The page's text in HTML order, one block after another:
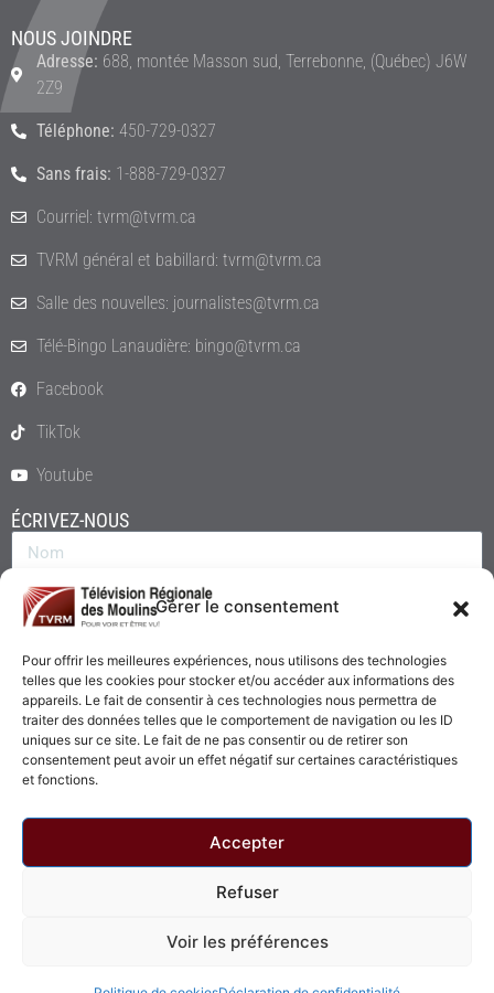
Gérer le consentement
Pour offrir les meilleures expériences, nous utilisons des technologies
telles que les cookies pour stocker et/ou accéder aux informations des
appareils. Le fait de consentir à ces technologies nous permettra de
traiter des données telles que le comportement de navigation ou les ID
uniques sur ce site. Le fait de ne pas consentir ou de retirer son
consentement peut avoir un effet négatif sur certaines caractéristiques
et fonctions.
Accepter
Refuser
Voir les préférences
NOUS JOINDRE
Adresse: 688, montée Masson sud, Terrebonne, (Québec) J6W
2Z9
Téléphone: 450-729-0327
Sans frais: 1-888-729-0327
Courriel: tvrm@tvrm.ca
TVRM général et babillard: tvrm@tvrm.ca
Salle des nouvelles: journalistes@tvrm.ca
Télé-Bingo Lanaudière: bingo@tvrm.ca
Facebook
TikTok
Youtube
ÉCRIVEZ-NOUS
© 2026 - Télévision Régionale des Moulins. Tous droits réservés.